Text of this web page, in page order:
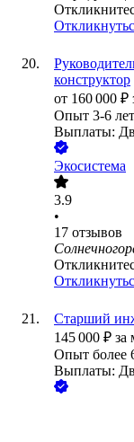
конструктор
от 160 000 ₽
Опыт 3-6 лет
Выплаты:
Экосистема
3.9
•
17 отзывов
Старший
145 000 ₽ за
Опыт более
Выплаты: